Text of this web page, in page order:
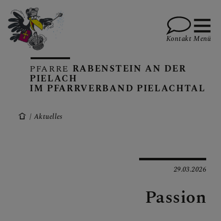
KALENDER
PFARRE RABENSTEIN AN DER
PIELACH
IM PFARRVERBAND PIELACHTAL
Kontakt Menü
Aktuelles
29.03.2026
Passion